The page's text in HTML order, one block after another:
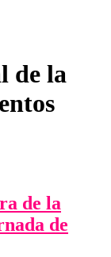
de la
de la
de